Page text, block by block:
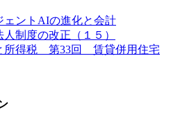
ェントAIの進化と会計
人制度の改正（１５）
所得税 第33回 賃貸併用住宅